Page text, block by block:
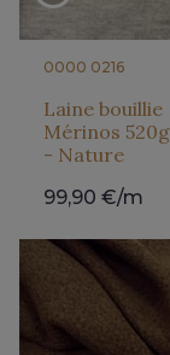
0000 0216
Laine bouillie
Mérinos
- Nature
99,90 €/m